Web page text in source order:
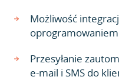
Możliwość
Przesyłanie
e-mail i SMS do